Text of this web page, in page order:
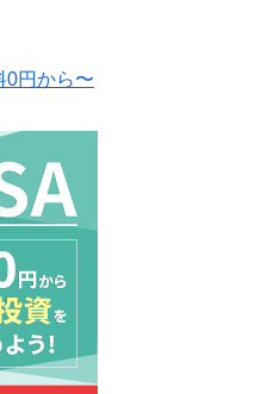
0円から〜